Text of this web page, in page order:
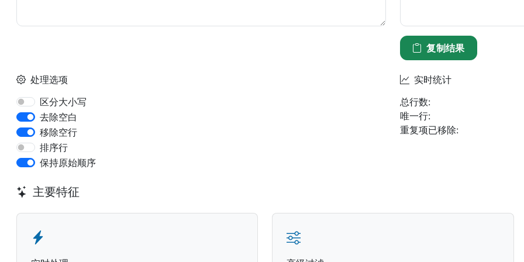
复制结果
处理选项
区分大小写
去除空白
移除空行
排序行
保持原始顺序
实时统计
总行数:
唯一行:
重复项已移除:
主要特征